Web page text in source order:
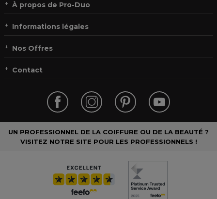
À propos de Pro-Duo
Informations légales
Nos Offres
Contact
UN PROFESSIONNEL DE LA COIFFURE OU DE LA BEAUTÉ ?
VISITEZ NOTRE SITE POUR LES PROFESSIONNELS !